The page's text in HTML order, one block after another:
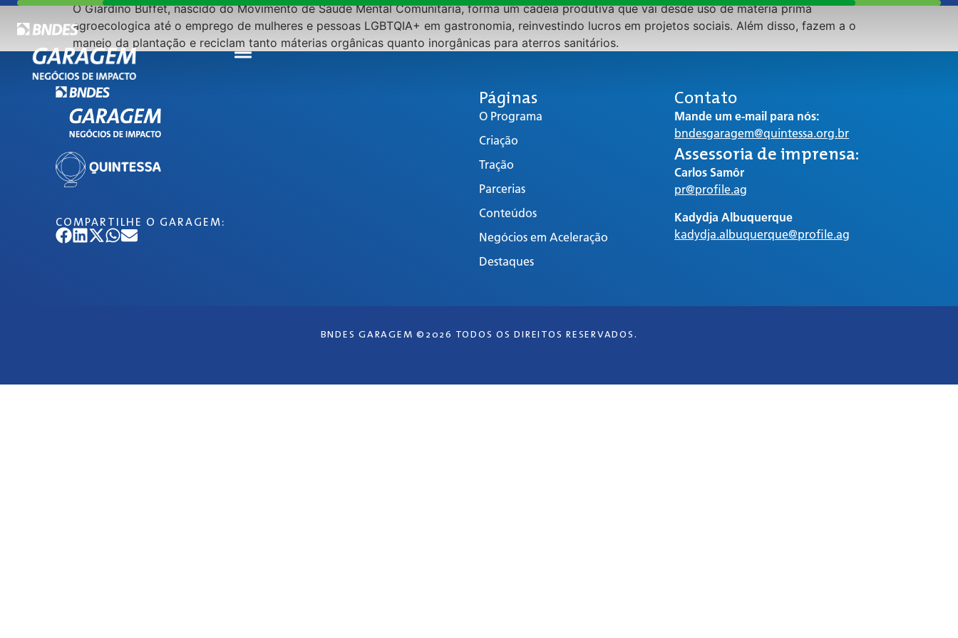
O Giardino Buffet, nascido do Movimento de Saúde Mental Comunitária, forma um cadeia produtiva que vai desde uso de matéria prima
agroecologica até o emprego de mulheres e pessoas LGBTQIA+ em gastronomia, reinvestindo lucros em projetos sociais. Além disso, fazem a o
manejo da plantação e reciclam tanto máterias orgânicas quanto inorgânicas para aterros sanitários.
COMPARTILHE O GARAGEM:
Páginas
O Programa
Criação
Tração
Parcerias
Conteúdos
Negócios em Aceleração
Destaques
Contato
Mande um e-mail para nós:
bndesgaragem@quintessa.org.br
Assessoria de imprensa:
Carlos Samôr
pr@profile.ag
Kadydja Albuquerque
kadydja.albuquerque@profile.ag
BNDES GARAGEM ©2026 TODOS OS DIREITOS RESERVADOS.